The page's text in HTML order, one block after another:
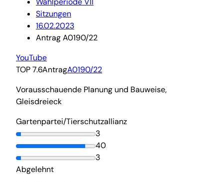
Sitzungen
16.02.2023
Antrag A0190/22
YouTube
TOP 7.6AntragA0190/22
Vorausschauende Planung und Bauweise,
Gleisdreieck
Gartenpartei/Tierschutzallianz
3
40
3
Abgelehnt